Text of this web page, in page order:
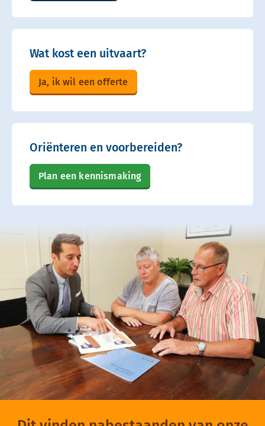
Wat kost een uitvaart?
Ja, ik wil een offerte
Oriënteren en voorbereiden?
Plan een kennismaking